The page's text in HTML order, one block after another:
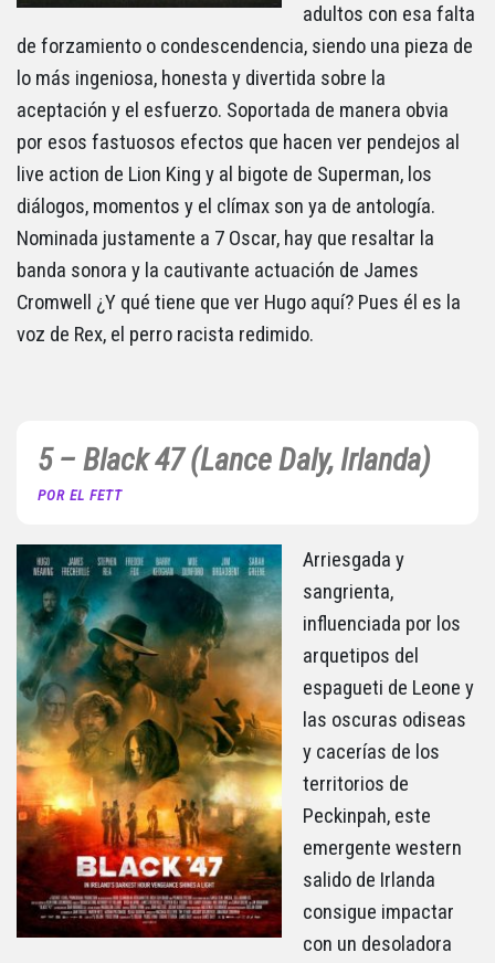
adultos con esa falta
de forzamiento o condescendencia, siendo una pieza de
lo más ingeniosa, honesta y divertida sobre la
aceptación y el esfuerzo. Soportada de manera obvia
por esos fastuosos efectos que hacen ver pendejos al
live action de Lion King y al bigote de Superman, los
diálogos, momentos y el clímax son ya de antología.
Nominada justamente a 7 Oscar, hay que resaltar la
banda sonora y la cautivante actuación de James
Cromwell ¿Y qué tiene que ver Hugo aquí? Pues él es la
voz de Rex, el perro racista redimido.
5 – Black 47 (Lance Daly, Irlanda)
POR EL FETT
Arriesgada y
sangrienta,
influenciada por los
arquetipos del
espagueti de Leone y
las oscuras odiseas
y cacerías de los
territorios de
Peckinpah, este
emergente western
salido de Irlanda
consigue impactar
con un desoladora